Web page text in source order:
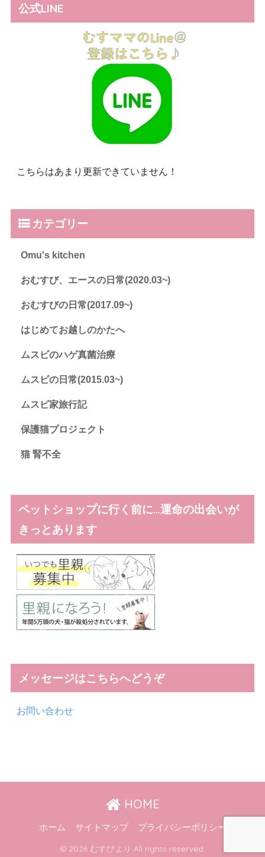
公式LINE
こちらはあまり更新できていません！
カテゴリー
Omu's kitchen
おむすび、エースの日常(2020.03~)
おむすびの日常(2017.09~)
はじめてお越しのかたへ
ムスビのハゲ真菌治療
ムスビの日常(2015.03~)
ムスビ家旅行記
保護猫プロジェクト
猫 腎不全
ペットショップに行く前に…運命の出会いが
きっとあります
メッセージはこちらへどうぞ
お問い合わせ
HOME
ホーム サイトマップ プライバシーポリシー
© 2026 むすびより All rights reserved.